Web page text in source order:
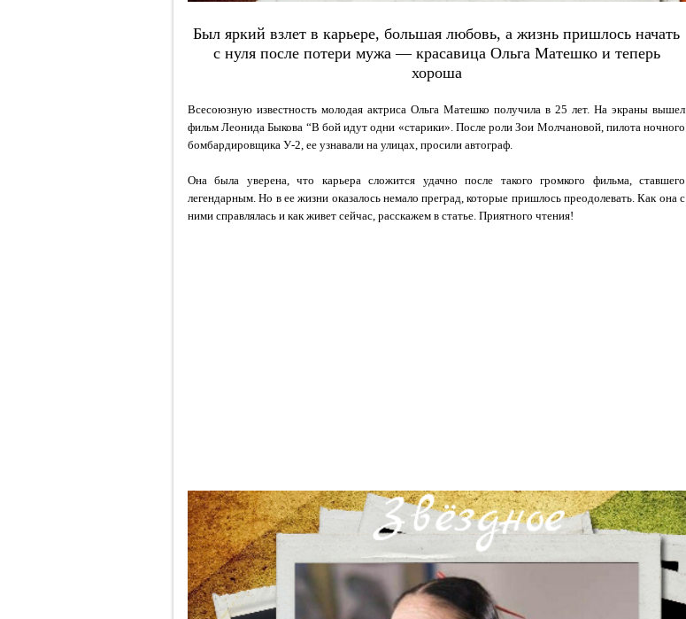
Был яркий взлет в карьере, большая любовь, а жизнь пришлось начать
с нуля после потери мужа — красавица Ольга Матешко и теперь
хороша
Всесоюзную известность молодая актриса Ольга Матешко получила в 25 лет. На экраны вышел
фильм Леонида Быкова “В бой идут одни «старики». После роли Зои Молчановой, пилота ночного
бомбардировщика У-2, ее узнавали на улицах, просили автограф.
Она была уверена, что карьера сложится удачно после такого громкого фильма, ставшего
легендарным. Но в ее жизни оказалось немало преград, которые пришлось преодолевать. Как она с
ними справлялась и как живет сейчас, расскажем в статье. Приятного чтения!